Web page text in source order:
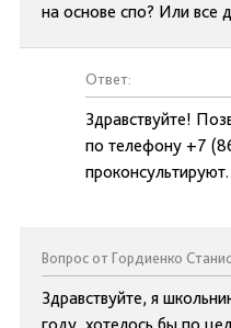
на основе спо? Или все
Ответ:
Здравствуйте!
по телефону +7
проконсультируют.
Вопрос от Гордиенко
Здравствуйте, я